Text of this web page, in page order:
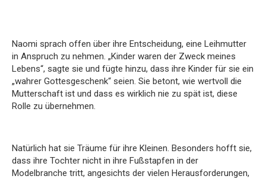
Naomi sprach offen über ihre Entscheidung, eine Leihmutter
in Anspruch zu nehmen. „Kinder waren der Zweck meines
Lebens“, sagte sie und fügte hinzu, dass ihre Kinder für sie ein
„wahrer Gottesgeschenk“ seien. Sie betont, wie wertvoll die
Mutterschaft ist und dass es wirklich nie zu spät ist, diese
Rolle zu übernehmen.
Natürlich hat sie Träume für ihre Kleinen. Besonders hofft sie,
dass ihre Tochter nicht in ihre Fußstapfen in der
Modelbranche tritt, angesichts der vielen Herausforderungen,